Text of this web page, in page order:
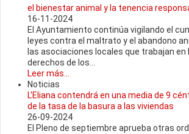
el bienestar animal y la tenencia
16-11-2024
El Ayuntamiento continúa vigilando el
leyes contra el maltrato y el abandono
las asociaciones locales que trabajan
derechos de los...
Leer más...
Noticias
L'Eliana contendrá en una media de 9
de la tasa de la basura a las viviendas
26-09-2024
El Pleno de septiembre aprueba otras